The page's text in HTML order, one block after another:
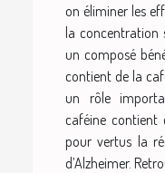
on éliminer les
la concentration
un composé
contient de la
un rôle
caféine contient
pour vertus la
d’Alzheimer.